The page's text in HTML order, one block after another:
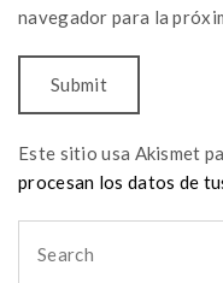
navegador para la
Este sitio usa Akismet
procesan los datos de
for: